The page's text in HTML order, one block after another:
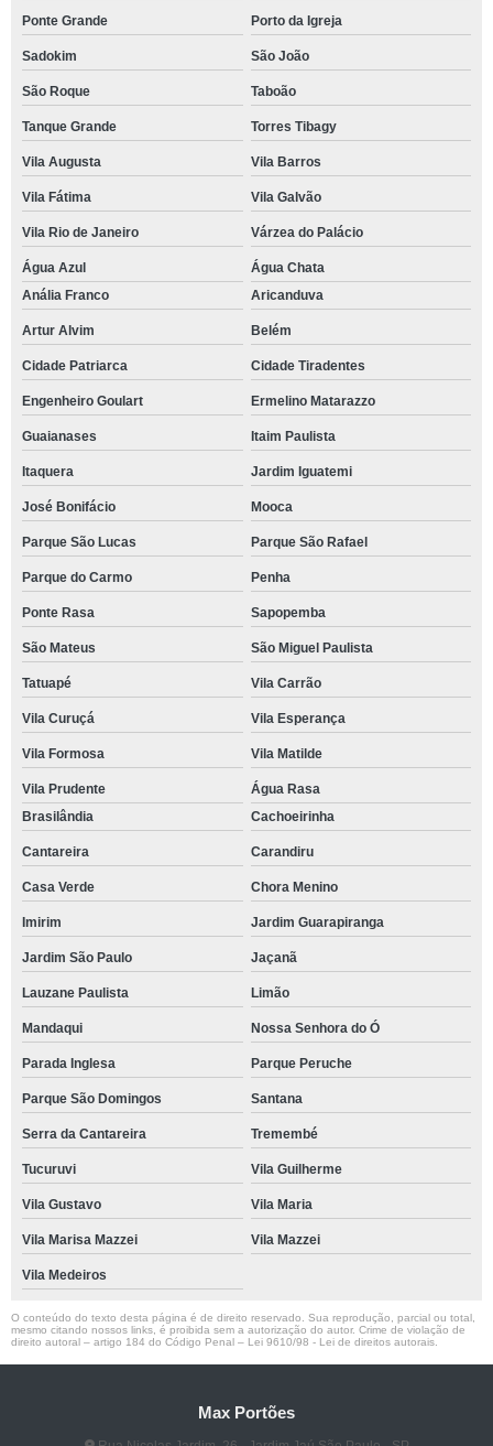
Ponte Grande Porto da Igreja
Sadokim São João
São Roque Taboão
Tanque Grande Torres Tibagy
Vila Augusta Vila Barros
Vila Fátima Vila Galvão
Vila Rio de Janeiro Várzea do Palácio
Água Azul
Água Chata
Anália Franco
Aricanduva
Artur Alvim Belém
Cidade Patriarca Cidade Tiradentes
Engenheiro Goulart Ermelino Matarazzo
Guaianases Itaim Paulista
Itaquera Jardim Iguatemi
José Bonifácio Mooca
Parque São Lucas Parque São Rafael
Parque do Carmo Penha
Ponte Rasa Sapopemba
São Mateus São Miguel Paulista
Tatuapé Vila Carrão
Vila Curuçá Vila Esperança
Vila Formosa Vila Matilde
Vila Prudente
Água Rasa
Brasilândia
Cachoeirinha
Cantareira Carandiru
Casa Verde Chora Menino
Imirim Jardim Guarapiranga
Jardim São Paulo Jaçanã
Lauzane Paulista Limão
Mandaqui Nossa Senhora do Ó
Parada Inglesa Parque Peruche
Parque São Domingos Santana
Serra da Cantareira Tremembé
Tucuruvi Vila Guilherme
Vila Gustavo Vila Maria
Vila Marisa Mazzei Vila Mazzei
Vila Medeiros
O conteúdo do texto desta página é de direito reservado. Sua reprodução, parcial ou total,
mesmo citando nossos links, é proibida sem a autorização do autor. Crime de violação de
direito autoral – artigo 184 do Código Penal – Lei 9610/98 - Lei de direitos autorais
Max Portões